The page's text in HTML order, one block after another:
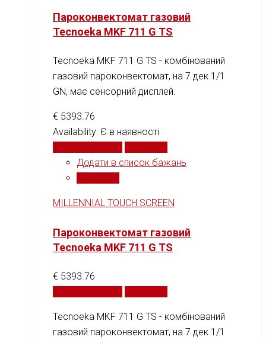
Пароконвектомат газовий
Tecnoeka MKF 711 G TS
Tecnoeka MKF 711 G TS - комбінований
газовий пароконвектомат, на 7 дек 1/1
GN, має сенсорний дисплей.
€ 5393.76
Availability: Є в наявності
Додати в список бажань
MILLENNIAL TOUCH SCREEN
Пароконвектомат газовий
Tecnoeka MKF 711 G TS
€ 5393.76
Tecnoeka MKF 711 G TS - комбінований
газовий пароконвектомат, на 7 дек 1/1